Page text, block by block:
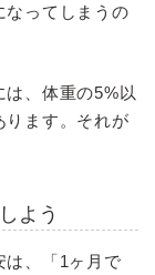
なってしまうの
、体重の5%以
ります。それが
よう
は、「1ヶ月で